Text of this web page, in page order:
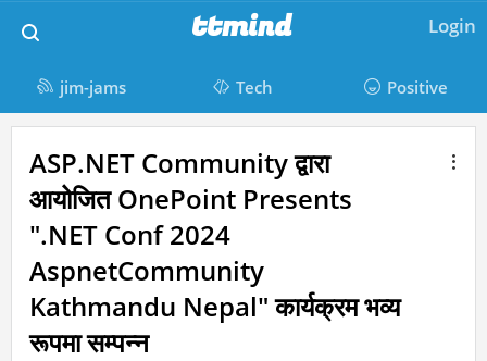
t
m
M
n
ttmind
jim-jams Tech Positive
Login
M
ASP.NET Community द्वारा
आयोजित OnePoint Presents
".NET Conf 2024
AspnetCommunity
Kathmandu Nepal" कार्यक्रम भव्य
रूपमा सम्पन्न